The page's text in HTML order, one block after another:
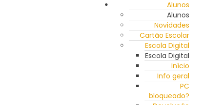
Alunos
Alunos
Novidades
Cartão Escolar
Escola Digital
Escola Digital
Início
Info geral
PC
bloqueado?